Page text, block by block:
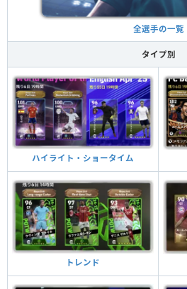
全選手の一覧
タイプ別
ハイライト・ショータイム
トレンド